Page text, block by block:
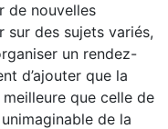
de nouvelles
sur des sujets variés,
un rendez-
d’ajouter que la
que celle de
de la